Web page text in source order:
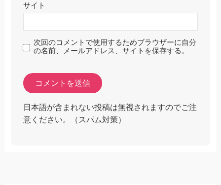
サイト
次回のコメントで使用するためブラウザーに自分
の名前、メールアドレス、サイトを保存する。
日本語が含まれない投稿は無視されますのでご注
意ください。（スパム対策）